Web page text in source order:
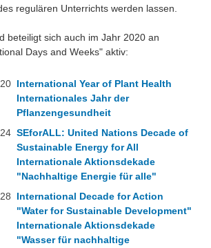
regulären Unterrichts werden lassen.
beteiligt sich auch im Jahr 2020 an
Days and Weeks" aktiv:
International Year of Plant Health
Internationales Jahr der
Pflanzengesundheit
SEforALL: United Nations Decade of
Sustainable Energy for All
Internationale Aktionsdekade
"Nachhaltige Energie für alle"
International Decade for Action
"Water for Sustainable Development"
Internationale Aktionsdekade
"Wasser für nachhaltige